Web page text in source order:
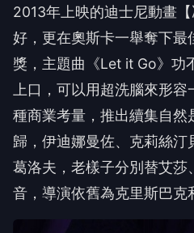
2013年上映的迪士尼動畫
好，更在奧斯卡一舉奪下最
獎，主題曲《Let it Go》功
上口，可以用超洗腦來形
種商業考量，推出續集自然
歸，伊迪娜曼佐、克莉絲
葛洛夫，老樣子分別替艾莎
音，導演依舊為克里斯巴克